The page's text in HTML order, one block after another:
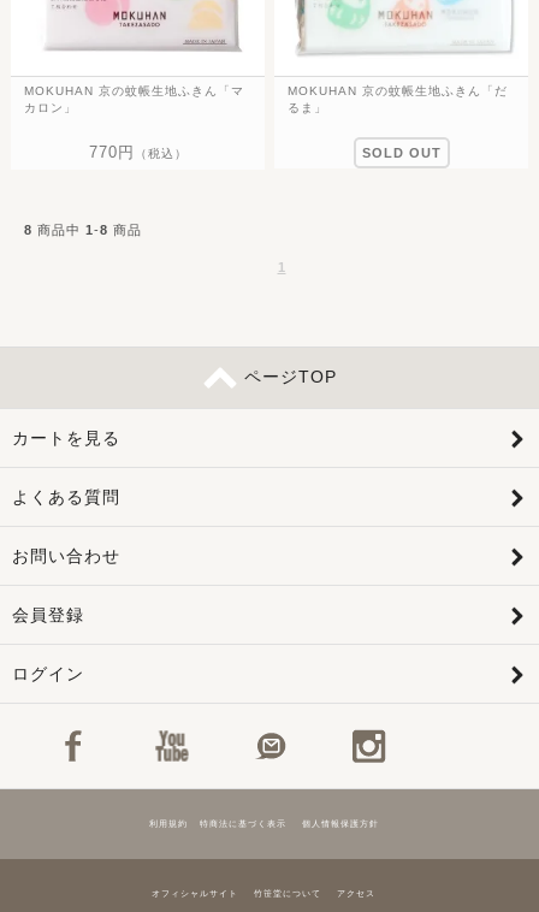
MOKUHAN 京の蚊帳生地ふきん「マ
カロン」
770円 （税込）
MOKUHAN 京の蚊帳生地ふきん「だ
るま」
SOLD OUT
8 商品中 1-8 商品
1
ページTOP
カートを見る
よくある質問
お問い合わせ
会員登録
ログイン
利用規約 特商法に基づく表示 個人情報保護方針
オフィシャルサイト 竹笹堂について アクセス